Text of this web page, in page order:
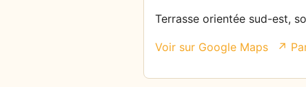
Terrasse orientée sud-est,
Voir sur Google Maps ↗